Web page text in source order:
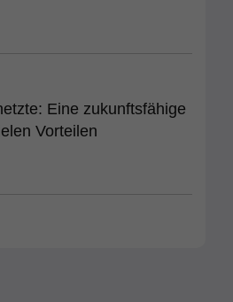
Eine zukunftsfähige
Vorteilen